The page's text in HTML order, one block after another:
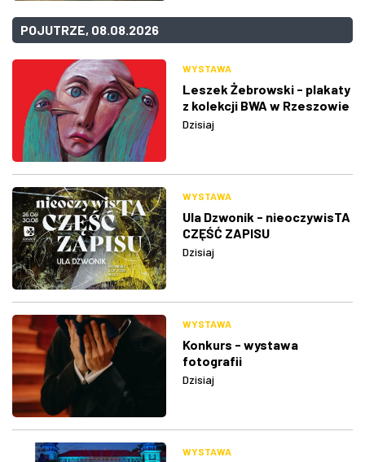
POJUTRZE, 08.08.2026
WYSTAWA
Leszek Żebrowski - plakaty
z kolekcji BWA w Rzeszowie
Dzisiaj
WYSTAWA
Ula Dzwonik - nieoczywisTA
CZĘŚĆ ZAPISU
Dzisiaj
WYSTAWA
Konkurs - wystawa
fotografii
Dzisiaj
WYSTAWA